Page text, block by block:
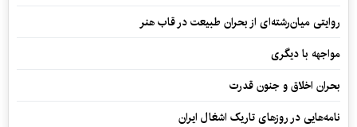
روایتی میان‌رشته‌ای از بحران طبیعت در قاب هنر
مواجهه با دیگری
بحران اخلاق و جنون قدرت
نامه‌هایی در روزهای تاریک اشغال ایران